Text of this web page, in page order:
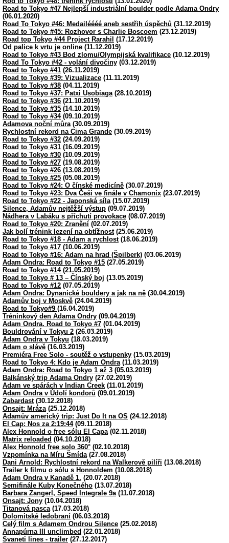
Road to Tokyo #47 Nejlepší industriální boulder podle Adama Ondry
(06.01.2020)
Road To Tokyo #46: Medailéééé aneb sestřih úspěchů (31.12.2019)
Road to Tokyo #45: Rozhovor s Charlie Boscoem (23.12.2019)
Road top Tokyo #44 Project Rarahil (17.12.2019)
Od palice k vrtu je online (11.12.2019)
Road to Tokyo #43 Bod zlomu/Olympijská kvalifikace (10.12.2019)
Road To Tokyo #42 - volání divočiny (03.12.2019)
Road to Tokyo #41 (26.11.2019)
Road to Tokyo #39: Vizualizace (11.11.2019)
Road to Tokyo #38 (04.11.2019)
Road to Tokyo #37: Patxi Usobiaga (28.10.2019)
Road to Tokyo #36 (21.10.2019)
Road to Tokyo #35 (14.10.2019)
Road to Tokyo #34(09.10.2019)
Adamova noční můra (30.09.2019)
Rychlostní rekord na Cima Grande (30.09.2019)
Road to Tokyo #32 (24.09.2019)
Road to Tokyo #31 (16.09.2019)
Road to Tokyo #30 (10.09.2019)
Road to Tokyo #27 (19.08.2019)
Road to Tokyo #26 (13.08.2019)
Road to Tokyo #25 (05.08.2019)
Road to Tokyo #24: O čínské medicíně (30.07.2019)
Road to Tokyo #23: Dva Češi ve finále v Chamonix (23.07.2019)
Road to Tokyo #22 - Japonská síla (15.07.2019)
Silence, Adamův nejtěžší výstup (09.07.2019)
Nádhera v Labáku s příchutí provokace (08.07.2019)
Road to Tokyo #20: Zranění (02.07.2019)
Jak bolí trénink lezení na obtížnost(25.06.2019)
Road to Tokyo #18 - Adam a rychlost(18.06.2019)
Road to Tokyo #17 (10.06.2019)
Road to Tokyo #16: Adam na hrad (Špilberk) (03.06.2019)
Adam Ondra: Road to Tokyo #15 (27.05.2019)
Road to Tokyo #14(21.05.2019)
Road to Tokyo # 13 – Čínský boj (13.05.2019)
Road to Tokyo #12 (07.05.2019)
Adam Ondra: Dynanické bouldery a jak na ně (30.04.2019)
Adamův boj v Moskvě (24.04.2019)
Road to Tokyo#9 (16.04.2019)
Tréninkový den Adama Ondry (09.04.2019)
Adam Ondra. Road to Tokyo #7 (01.04.2019)
Bouldrování v Tokyu 2 (26.03.2019)
Adam Ondra v Tokyu (18.03.2019)
Adam o slávě (16.03.2019)
Premiéra Free Solo - soutěž o vstupenky (15.03.2019)
Road to Tokyo 4: Kdo je Adam Ondra (11.03.2019)
Adam Ondra: Road to Tokyo 1 až 3 (05.03.2019)
Balkánský trip Adama Ondry (27.02.2019)
Adam ve spárách v Indian Creek (11.01.2019)
Adam Ondra v Údolí kondorů (09.01.2019)
Zabardast(30.12.2018)
Onsajt: Mráza (25.12.2018)
Adamův americký trip: Just Do It na OS (24.12.2018)
El Cap: Nos za 2:19:44(09.11.2018)
Alex Honnold o free sólu El Capa (02.11.2018)
Matrix reloaded (04.10.2018)
Alex Honnold free solo 360° (02.10.2018)
Vzpomínka na Míru Šmída (27.08.2018)
Dani Arnold: Rychlostní rekord na Walkerově pilíři (13.08.2018)
Trailer k filmu o sólu s Honnoldem (10.08.2018)
Adam Ondra v Kanadě 1. (20.07.2018)
Semifinále Kuby Konečného (13.07.2018)
Barbara Zangerl, Speed Integrale 9a (11.07.2018)
Onsajt: Jony (10.04.2018)
Titanová pasca (17.03.2018)
Dolomitské ledobraní (06.03.2018)
Celý film s Adamem Ondrou Silence (25.02.2018)
Annapúrna III unclimbed (22.01.2018)
Svaneti lines - trailer (27.12.2017)